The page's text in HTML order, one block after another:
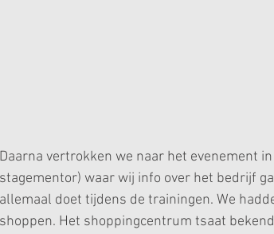
Daarna vertrokken we naar het evenement
stagementor) waar wij info over het bedrijf
allemaal doet tijdens de trainingen. We
shoppen. Het shoppingcentrum tsaat